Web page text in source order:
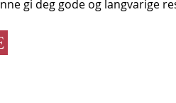
gi deg gode og langvarige